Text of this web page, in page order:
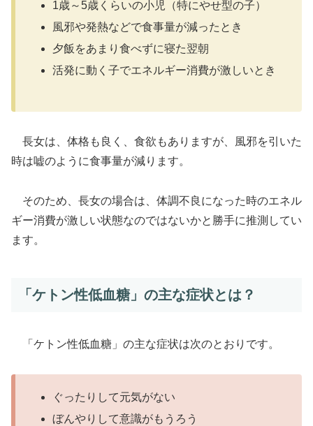
1歳～5歳くらいの小児（特にやせ型の子）
風邪や発熱などで食事量が減ったとき
夕飯をあまり食べずに寝た翌朝
活発に動く子でエネルギー消費が激しいとき
長女は、体格も良く、食欲もありますが、風邪を引いた
時は嘘のように食事量が減ります。
そのため、長女の場合は、体調不良になった時のエネル
ギー消費が激しい状態なのではないかと勝手に推測してい
ます。
「ケトン性低血糖」の主な症状とは？
「ケトン性低血糖」の主な症状は次のとおりです。
ぐったりして元気がない
ぼんやりして意識がもうろう